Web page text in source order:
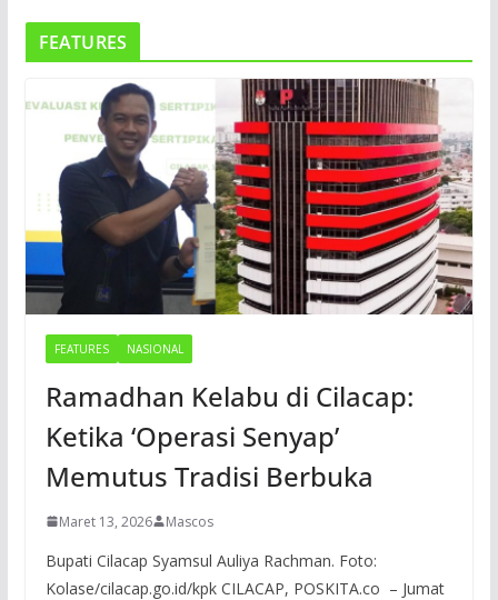
FEATURES
FEATURES NASIONAL
Ramadhan Kelabu di Cilacap:
Ketika ‘Operasi Senyap’
Memutus Tradisi Berbuka
Maret 13, 2026 Mascos
Bupati Cilacap Syamsul Auliya Rachman. Foto:
Kolase/cilacap.go.id/kpk CILACAP, POSKITA.co – Jumat